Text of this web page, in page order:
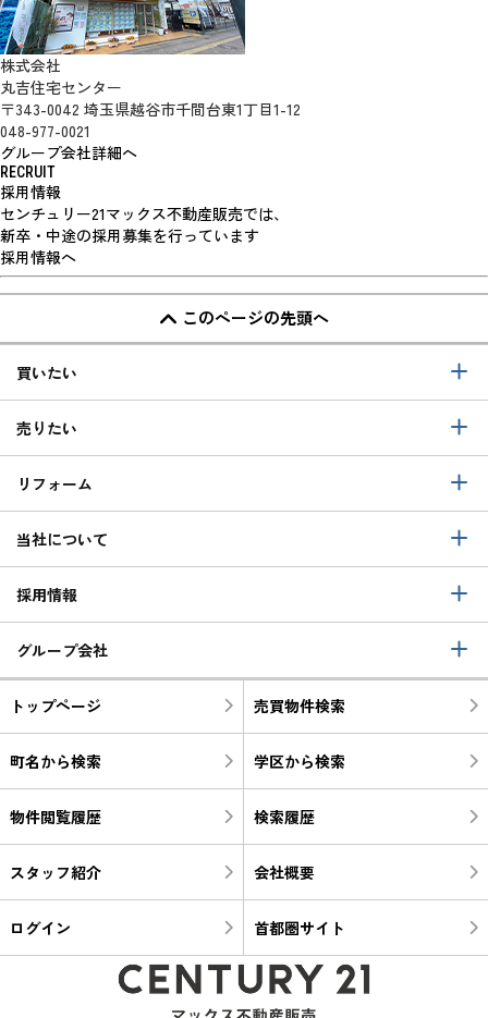
株式会社
丸吉住宅センター
〒343-0042 埼玉県越谷市千間台東1丁目1-12
048-977-0021
グループ会社詳細へ
RECRUIT
採用情報
センチュリー21マックス不動産販売では、
新卒・中途の採用募集を行っています
採用情報へ
このページの先頭へ
買いたい
売りたい
リフォーム
当社について
採用情報
グループ会社
トップページ 売買物件検索
町名から検索 学区から検索
物件閲覧履歴 検索履歴
スタッフ紹介 会社概要
ログイン 首都圏サイト